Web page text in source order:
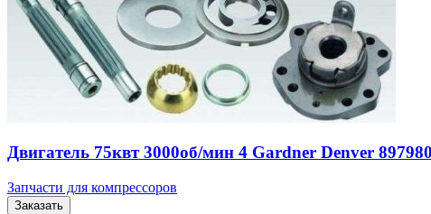
Двигатель 75квт 3000об/мин 4 Gardner Denver
Запчасти для компрессоров
Заказать